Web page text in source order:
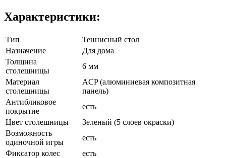
Характеристики:
Тип
Теннисный стол
Назначение
Для дома
Толщина
столешницы
6 мм
Материал
столешницы
ACP (алюминиевая композитная
панель)
Антибликовое
покрытие
есть
Цвет столешницы
Зеленый (5 слоев окраски)
Возможность
одиночной игры
есть
Фиксатор колес
есть